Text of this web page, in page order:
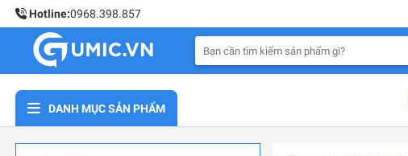
Hotline:0968.398.857
DANH MỤC SẢN PHẨM